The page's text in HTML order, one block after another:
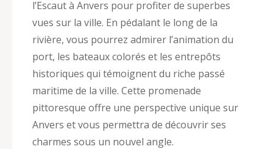
l’Escaut à Anvers pour profiter de superbes
vues sur la ville. En pédalant le long de la
rivière, vous pourrez admirer l’animation du
port, les bateaux colorés et les entrepôts
historiques qui témoignent du riche passé
maritime de la ville. Cette promenade
pittoresque offre une perspective unique sur
Anvers et vous permettra de découvrir ses
charmes sous un nouvel angle.